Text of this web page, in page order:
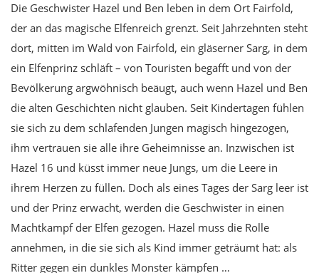
Die Geschwister Hazel und Ben leben in dem Ort Fairfold,
der an das magische Elfenreich grenzt. Seit Jahrzehnten steht
dort, mitten im Wald von Fairfold, ein gläserner Sarg, in dem
ein Elfenprinz schläft – von Touristen begafft und von der
Bevölkerung argwöhnisch beäugt, auch wenn Hazel und Ben
die alten Geschichten nicht glauben. Seit Kindertagen fühlen
sie sich zu dem schlafenden Jungen magisch hingezogen,
ihm vertrauen sie alle ihre Geheimnisse an. Inzwischen ist
Hazel 16 und küsst immer neue Jungs, um die Leere in
ihrem Herzen zu füllen. Doch als eines Tages der Sarg leer ist
und der Prinz erwacht, werden die Geschwister in einen
Machtkampf der Elfen gezogen. Hazel muss die Rolle
annehmen, in die sie sich als Kind immer geträumt hat: als
Ritter gegen ein dunkles Monster kämpfen …